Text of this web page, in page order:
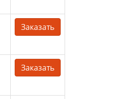
Заказать
Заказать